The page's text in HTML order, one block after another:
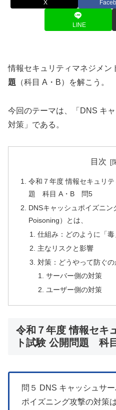
X
LINE
情報セキュリティマネジメン
題 （科目 A・B）を解こう。
今回のテーマは、「DNS キ
対策」である。
目次
令和７年度 情報セキュリ
題 科目 A・B 問5
DNSキャッシュポイズニン
Poisoning）とは、
仕組み：どのように「
主なリスクと影響
対策：どうやって防ぐの
サーバー側の対策
ユーザー側の対策
令和７年度 情報セキ
ト試験 公開問題 科
問５ DNS キャッシュサ
ポイズニング攻撃の対策